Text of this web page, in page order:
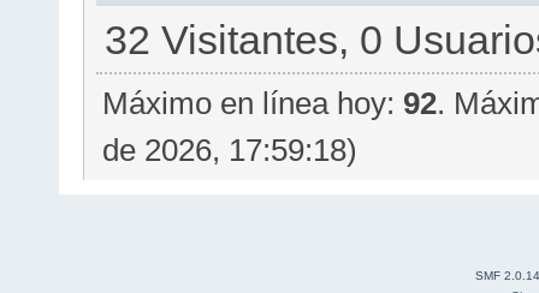
32 Visitantes, 0
Máximo en línea hoy: 92.
de 2026, 17:59:18)
SMF 2.0.14